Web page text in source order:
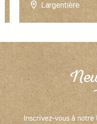
Largentière
Inscrivez-vous à